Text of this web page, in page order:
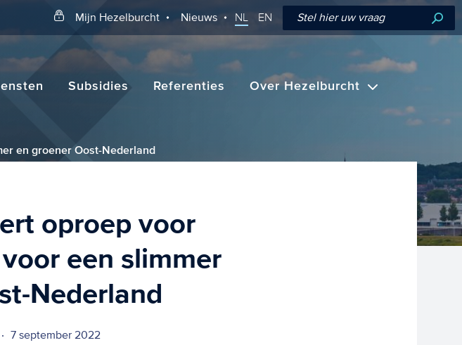
Mijn Hezelburcht Nieuws NL EN
Zoeken
Subsidies Referenties Over Hezelburcht
en groener Oost-Nederland
oproep voor
een slimmer
Nederland
7 september 2022